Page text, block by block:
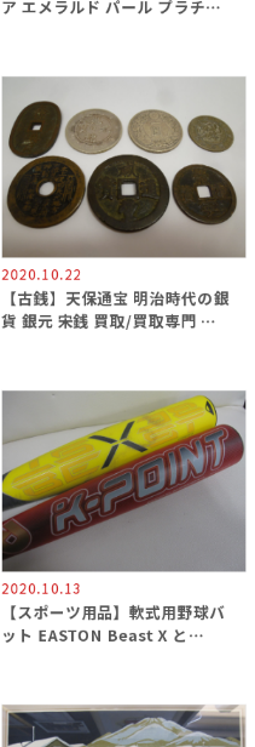
ア エメラルド パール プラチナ
2020.10.22
【古銭】天保通宝 明治時代の銀
貨 銀元 宋銭 買取/買取専門 金
2020.10.13
【スポーツ用品】軟式用野球バ
ット EASTON Beast X と